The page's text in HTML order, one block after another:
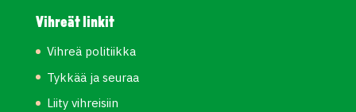
Vihreät linkit
Vihreä politiikka
Tykkää ja seuraa
Liity vihreisiin